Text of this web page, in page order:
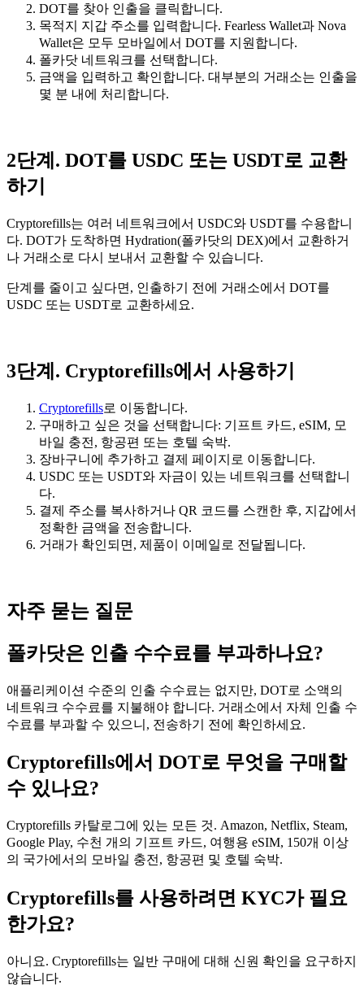
DOT를 찾아 인출을 클릭합니다.
목적지 지갑 주소를 입력합니다. Fearless Wallet과 Nova
Wallet은 모두 모바일에서 DOT를 지원합니다.
폴카닷 네트워크를 선택합니다.
금액을 입력하고 확인합니다. 대부분의 거래소는 인출을
몇 분 내에 처리합니다.
2단계. DOT를 USDC 또는 USDT로 교환
하기
Cryptorefills는 여러 네트워크에서 USDC와 USDT를 수용합니
다. DOT가 도착하면 Hydration(폴카닷의 DEX)에서 교환하거
나 거래소로 다시 보내서 교환할 수 있습니다.
단계를 줄이고 싶다면, 인출하기 전에 거래소에서 DOT를
USDC 또는 USDT로 교환하세요.
3단계. Cryptorefills에서 사용하기
Cryptorefills로 이동합니다.
구매하고 싶은 것을 선택합니다: 기프트 카드, eSIM, 모
바일 충전, 항공편 또는 호텔 숙박.
장바구니에 추가하고 결제 페이지로 이동합니다.
USDC 또는 USDT와 자금이 있는 네트워크를 선택합니
다.
결제 주소를 복사하거나 QR 코드를 스캔한 후, 지갑에서
정확한 금액을 전송합니다.
거래가 확인되면, 제품이 이메일로 전달됩니다.
자주 묻는 질문
폴카닷은 인출 수수료를 부과하나요?
애플리케이션 수준의 인출 수수료는 없지만, DOT로 소액의
네트워크 수수료를 지불해야 합니다. 거래소에서 자체 인출 수
수료를 부과할 수 있으니, 전송하기 전에 확인하세요.
Cryptorefills에서 DOT로 무엇을 구매할
수 있나요?
Cryptorefills 카탈로그에 있는 모든 것. Amazon, Netflix, Steam,
Google Play, 수천 개의 기프트 카드, 여행용 eSIM, 150개 이상
의 국가에서의 모바일 충전, 항공편 및 호텔 숙박.
Cryptorefills를 사용하려면 KYC가 필요
한가요?
아니요. Cryptorefills는 일반 구매에 대해 신원 확인을 요구하지
않습니다.